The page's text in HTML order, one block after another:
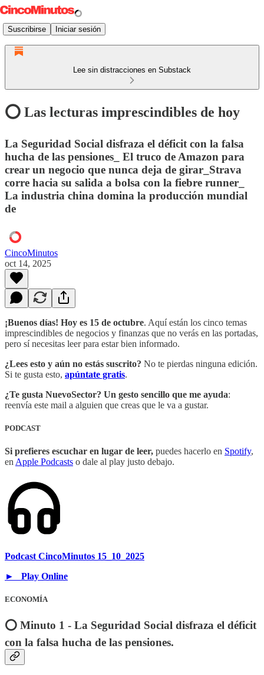
Suscribirse Iniciar sesión
Lee sin distracciones en Substack
⭕️ Las lecturas imprescindibles de hoy
La Seguridad Social disfraza el déficit con la falsa
hucha de las pensiones_ El truco de Amazon para
crear un negocio que nunca deja de girar_Strava
corre hacia su salida a bolsa con la fiebre runner_
La industria china domina la producción mundial
de
CincoMinutos
oct 14, 2025
¡Buenos días! Hoy es 15 de octubre. Aquí están los cinco temas
imprescindibles de negocios y finanzas que no verás en las portadas,
pero sí necesitas leer para estar bien informado.
¿Lees esto y aún no estás suscrito? No te pierdas ninguna edición.
Si te gusta esto, apúntate gratis.
¿Te gusta NuevoSector? Un gesto sencillo que me ayuda:
reenvía este mail a alguien que creas que le va a gustar.
PODCAST
Si prefieres escuchar en lugar de leer, puedes hacerlo en Spotify,
en Apple Podcasts o dale al play justo debajo.
Podcast CincoMinutos 15_10_2025
► Play Online
ECONOMÍA
⭕️ Minuto 1 - La Seguridad Social disfraza el déficit
con la falsa hucha de las pensiones.